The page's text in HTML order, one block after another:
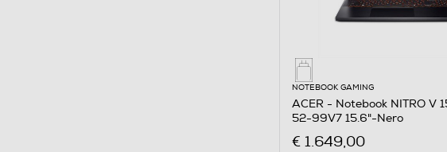
NOTEBOOK GAMING
ACER - Notebook NITRO V
52-99V7 15.6"-Nero
€ 1.649,00